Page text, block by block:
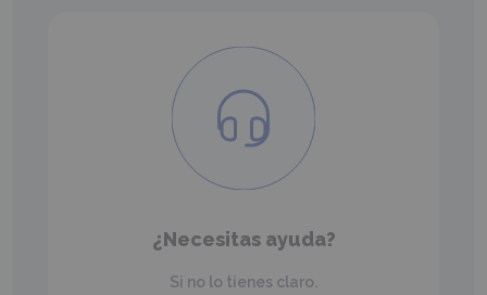
¿Necesitas ayuda?
Si no lo tienes claro.